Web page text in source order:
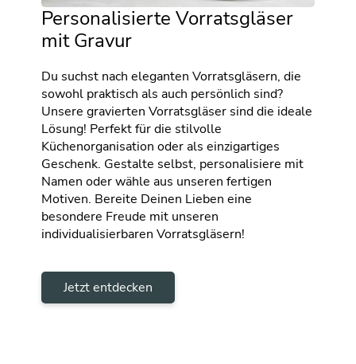
Personalisierte Vorratsgläser
mit Gravur
Du suchst nach eleganten Vorratsgläsern, die
sowohl praktisch als auch persönlich sind?
Unsere gravierten Vorratsgläser sind die ideale
Lösung! Perfekt für die stilvolle
Küchenorganisation oder als einzigartiges
Geschenk. Gestalte selbst, personalisiere mit
Namen oder wähle aus unseren fertigen
Motiven. Bereite Deinen Lieben eine
besondere Freude mit unseren
individualisierbaren Vorratsgläsern!
Jetzt entdecken